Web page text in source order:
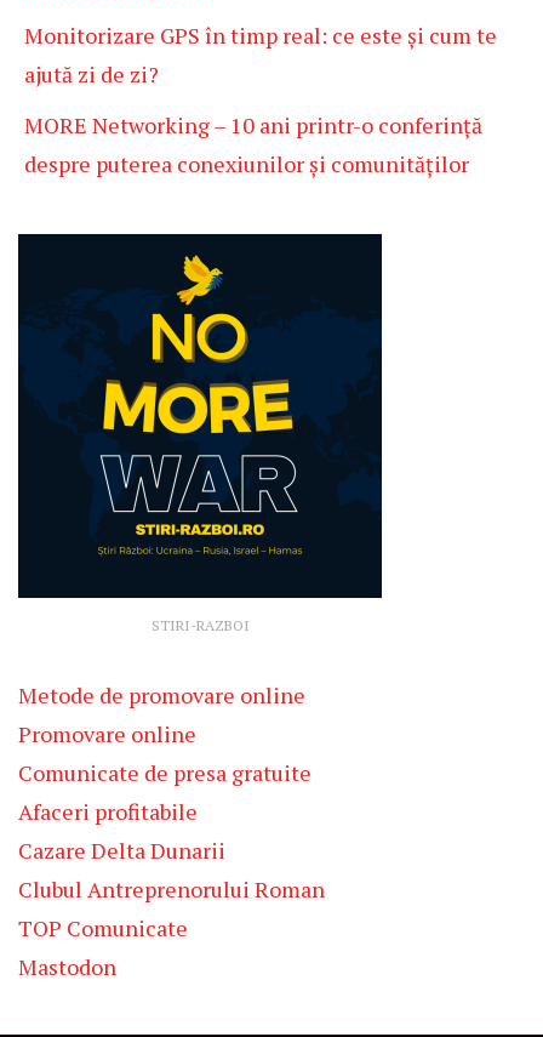
Monitorizare GPS în timp real: ce este și cum te
ajută zi de zi?
MORE Networking – 10 ani printr-o conferință
despre puterea conexiunilor și comunităților
STIRI-RAZBOI
Metode de promovare online
Promovare online
Comunicate de presa gratuite
Afaceri profitabile
Cazare Delta Dunarii
Clubul Antreprenorului Roman
TOP Comunicate
Mastodon